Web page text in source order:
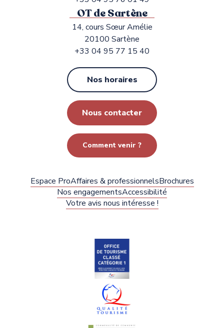
OT de Sartène
14, cours Sœur Amélie
20100 Sartène
+33 04 95 77 15 40
Nos horaires
Nous contacter
Comment venir ?
Espace ProAffaires & professionnelsBrochures
Nos engagementsAccessibilité
Votre avis nous intéresse !